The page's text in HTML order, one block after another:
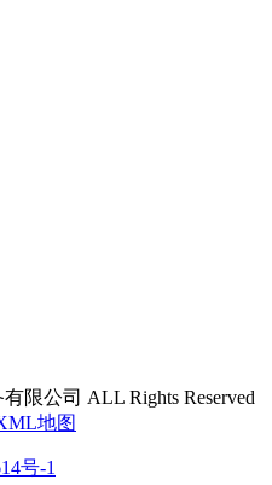
限公司 ALL Rights Reserved
地图
号-1